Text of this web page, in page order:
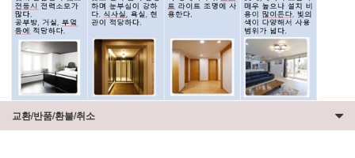
교환/반품/환불/취소